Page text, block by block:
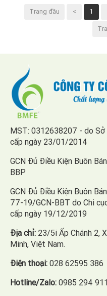
Trang đầu < 1
MST: 0312638207 - do Sở
cấp ngày 23/01/2014
GCN Đủ Điều Kiện Buôn
BBP
GCN Đủ Điều Kiện Buôn
77-19/GCN-BBT do Chi
cấp ngày 19/12/2019
Địa chỉ: 23/5i Ấp Chánh 2,
Minh, Việt Nam.
Điện thoại: 028 62595 386
Hotline/Zalo: 0985 294 911